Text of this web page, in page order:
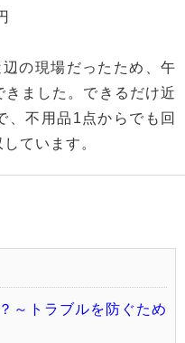
の現場だったため、午
ました。できるだけ近
、不用品1点からでも回
ています。
～トラブルを防ぐため